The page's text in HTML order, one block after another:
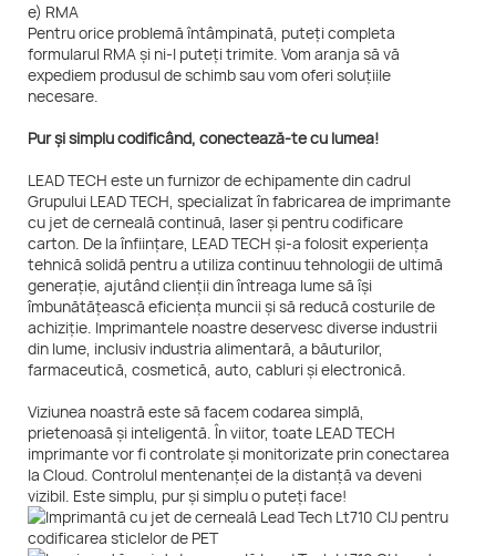
e) RMA
Pentru orice problemă întâmpinată, puteți completa
formularul RMA și ni-l puteți trimite. Vom aranja să vă
expediem produsul de schimb sau vom oferi soluțiile
necesare.
Pur și simplu codificând, conectează-te cu lumea!
LEAD TECH este un furnizor de echipamente din cadrul
Grupului LEAD TECH, specializat în fabricarea de imprimante
cu jet de cerneală continuă, laser și pentru codificare
carton. De la înființare, LEAD TECH și-a folosit experiența
tehnică solidă pentru a utiliza continuu tehnologii de ultimă
generație, ajutând clienții din întreaga lume să își
îmbunătățească eficiența muncii și să reducă costurile de
achiziție. Imprimantele noastre deservesc diverse industrii
din lume, inclusiv industria alimentară, a băuturilor,
farmaceutică, cosmetică, auto, cabluri și electronică.
Viziunea noastră este să facem codarea simplă,
prietenoasă și inteligentă. În viitor, toate LEAD TECH
imprimante vor fi controlate și monitorizate prin conectarea
la Cloud. Controlul mentenanței de la distanță va deveni
vizibil. Este simplu, pur și simplu o puteți face!